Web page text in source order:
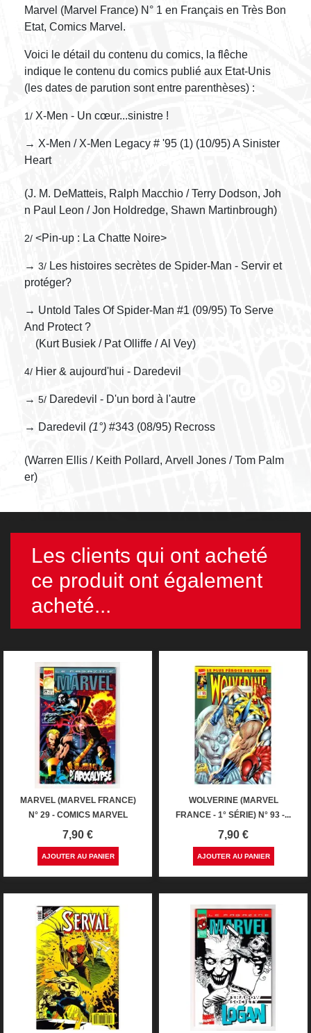
Marvel (Marvel France) N° 1 en Français en Très Bon
Etat, Comics Marvel.
Voici le détail du contenu du comics, la flêche
indique le contenu du comics publié aux Etat-Unis
(les dates de parution sont entre parenthèses) :
1/ X-Men - Un cœur...sinistre !
→ X-Men / X-Men Legacy # '95 (1) (10/95) A Sinister
Heart
(J. M. DeMatteis, Ralph Macchio / Terry Dodson, Joh
n Paul Leon / Jon Holdredge, Shawn Martinbrough)
2/ <Pin-up : La Chatte Noire>
→ 3/ Les histoires secrètes de Spider-Man - Servir et
protéger?
→ Untold Tales Of Spider-Man #1 (09/95) To Serve
And Protect ?
(Kurt Busiek / Pat Olliffe / Al Vey)
4/ Hier & aujourd'hui - Daredevil
→ 5/ Daredevil - D'un bord à l'autre
→ Daredevil (1°) #343 (08/95) Recross
(Warren Ellis / Keith Pollard, Arvell Jones / Tom Palm
er)
Les clients qui ont acheté
ce produit ont également
acheté...
MARVEL (MARVEL FRANCE)
N° 29 - COMICS MARVEL
Prix
7,90 €
AJOUTER AU PANIER
WOLVERINE (MARVEL
FRANCE - 1° SÉRIE) N° 93 -...
Prix
7,90 €
AJOUTER AU PANIER